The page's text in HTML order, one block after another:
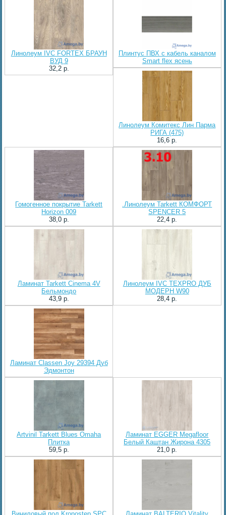
Линолеум IVC FORTEX БРАУН
ВУД 9
32,2 p.
Плинтус ПВХ с кабель каналом
Smart flex ясень
Линолеум Комитекс Лин Парма
РИГА (475)
16,6 p.
Гомогенное покрытие Tarkett
Horizon 009
38,0 p.
.Линолеум Tarkett КОМФОРТ
SPENCER 5
22,4 p.
Ламинат Tarkett Cinema 4V
Бельмондо
43,9 p.
Линолеум IVC TEXPRO ДУБ
МОДЕРН W90
28,4 p.
Ламинат Classen Joy 29394 Дуб
Эдмонтон
Artvinil Tarkett Blues Omaha
Плитка
59,5 p.
Ламинат EGGER Megafloor
Белый Каштан Жирона 4305
21,0 p.